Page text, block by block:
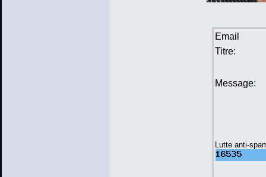
Email
Titre:
Message:
Lutte anti-